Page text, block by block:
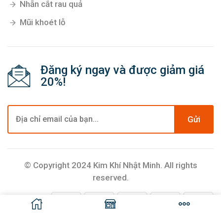
Nhẵn cắt rau quả
Mũi khoét lỗ
Đăng ký ngay và được giảm giá
20%!
Gửi
© Copyright 2024 Kim Khí Nhật Minh. All rights
reserved.